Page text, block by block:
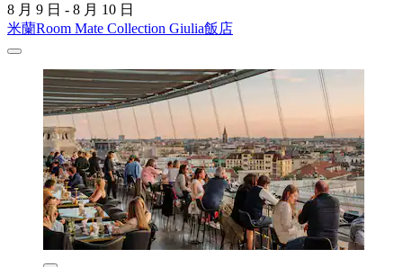
8 月 9 日 - 8 月 10 日
米蘭Room Mate Collection Giulia飯店